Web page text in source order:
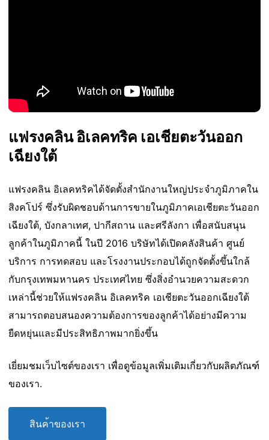
แฟรงคลิน อิเลคทริค เอเชียตะวันออก
เฉียงใต้
แฟรงคลิน อิเลคทริคได้จัดตั้งสำนักงานใหญ่ประจำภูมิภาคใน
สิงคโปร์ ซึ่งรับผิดชอบด้านการขายในภูมิภาคเอเชียตะวันออก
เฉียงใต้, บังกลาเทศ, ปากีสถาน และศรีลังกา เพื่อสนับสนุน
ลูกค้าในภูมิภาคนี้ ในปี 2016 บริษัทได้เปิดคลังสินค้า ศูนย์
บริการ การทดสอบ และโรงงานประกอบได้ถูกจัดตั้งขึ้นใกล้
กับกรุงเทพมหานคร ประเทศไทย ซึ่งสิ่งอำนวยความสะดวก
เหล่านี้ช่วยให้แฟรงคลิน อิเลคทริค เอเชียตะวันออกเฉียงใต้
สามารถตอบสนองความต้องการของลูกค้าได้อย่างมีความ
ยืดหยุ่นและมีประสิทธิภาพมากยิ่งขึ้น
เยี่ยมชมเว็บไซต์ของเรา เพื่อดูข้อมูลเพิ่มเติมเกี่ยวกับผลิตภัณฑ์
ของเรา.
สนคาของเรา